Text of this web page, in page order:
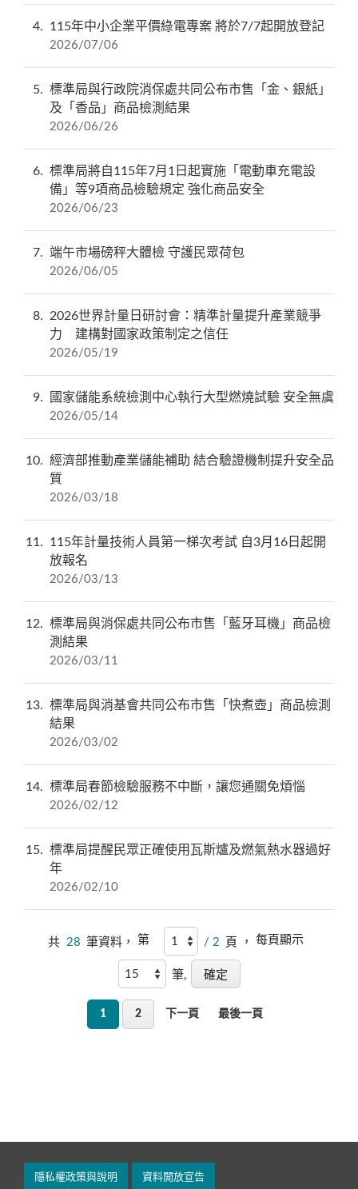
4 115年中小企業平價綠電專案 將於7/7起開放登記
2026/07/06
5
標準局與行政院消保處共同公布市售「金、銀紙」
及「香品」商品檢測結果
2026/06/26
6
標準局將自115年7月1日起實施「電動車充電設
備」等9項商品檢驗規定 強化商品安全
2026/06/23
7 端午市場磅秤大體檢 守護民眾荷包
2026/06/05
8
2026世界計量日研討會：精準計量提升產業競爭
力 建構對國家政策制定之信任
2026/05/19
9 國家儲能系統檢測中心執行大型燃燒試驗 安全無虞
2026/05/14
10
經濟部推動產業儲能補助 結合驗證機制提升安全品
質
2026/03/18
11
115年計量技術人員第一梯次考試 自3月16日起開
放報名
2026/03/13
12
標準局與消保處共同公布市售「藍牙耳機」商品檢
測結果
2026/03/11
13
標準局與消基會共同公布市售「快煮壺」商品檢測
結果
2026/03/02
14 標準局春節檢驗服務不中斷，讓您通關免煩惱
2026/02/12
15
標準局提醒民眾正確使用瓦斯爐及燃氣熱水器過好
年
2026/02/10
共 28 筆資料， 第 / 2 頁 ，每頁顯示
筆,
1 2 下一頁 最後一頁
隱私權政策與說明 資料開放宣告